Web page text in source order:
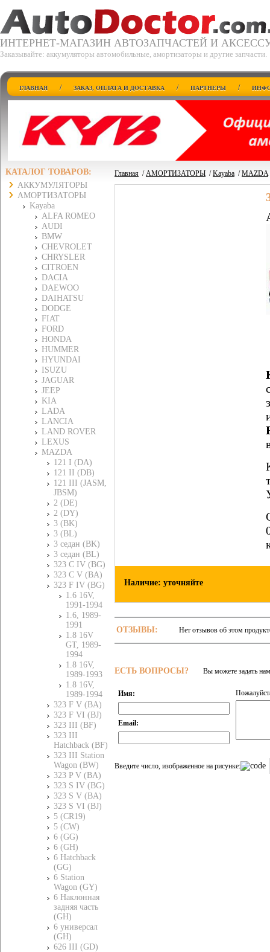
ИНТЕРНЕТ-МАГАЗИН АВТОЗАПЧАСТЕЙ И
Заказывайте: аккумуляторы автомобильные, амортизаторы и другие запчасти.
ГЛАВНАЯ / ЗАКАЗ, ОПЛАТА И ДОСТАВКА / ПАРТНЕРЫ /
КАТАЛОГ ТОВАРОВ:
АККУМУЛЯТОРЫ
АМОРТИЗАТОРЫ
Kayaba
ALFA ROMEO
AUDI
BMW
CHEVROLET
CHRYSLER
CITROEN
DACIA
DAEWOO
DAIHATSU
DODGE
FIAT
FORD
HONDA
HUMMER
HYUNDAI
ISUZU
JAGUAR
JEEP
KIA
LADA
LANCIA
LAND ROVER
LEXUS
MAZDA
121 I (DA)
121 II (DB)
121 III (JASM,
JBSM)
2 (DE)
2 (DY)
3 (BK)
3 (BL)
3 седан (BK)
3 седан (BL)
323 C IV (BG)
323 C V (BA)
323 F IV (BG)
1.6 16V,
1991-1994
1.6, 1989-
1991
1.8 16V
GT, 1989-
1994
1.8 16V,
1989-1993
1.8 16V,
1989-1994
323 F V (BA)
323 F VI (BJ)
323 III (BF)
323 III
Hatchback (BF)
323 III Station
Wagon (BW)
323 P V (BA)
323 S IV (BG)
323 S V (BA)
323 S VI (BJ)
5 (CR19)
5 (CW)
6 (GG)
6 (GH)
6 Hatchback
(GG)
6 Station
Wagon (GY)
6 Наклонная
задняя часть
(GH)
6 универсал
(GH)
626 III (GD)
Главная /АМОРТИЗАТОРЫ /Kayaba /MAZDA
Наличие: уточняйте
ОТЗЫВЫ: Нет отзывов об этом
ЕСТЬ ВОПРОСЫ? Вы можете задать
Имя:
Email:
Введите число, изображенное на рисунке: